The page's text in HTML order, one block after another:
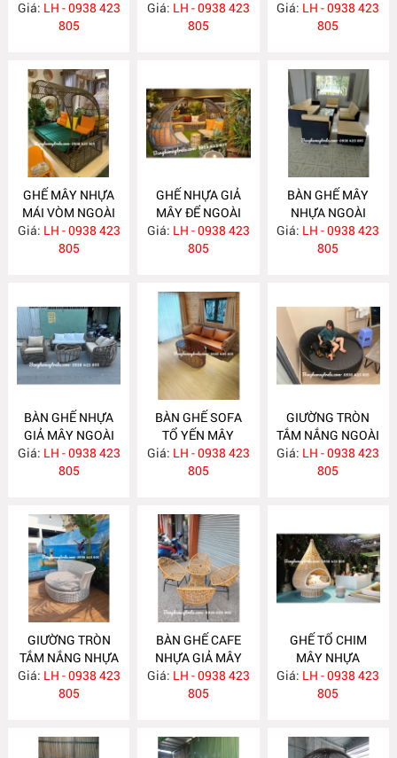
NH262
Giá: LH - 0938 423
805
CÓ MÁI NH261
Giá: LH - 0938 423
805
NGOÀI TRỜI
NH260
Giá: LH - 0938 423
805
GHẾ MÂY NHỰA
MÁI VÒM NGOÀI
TRỜI NH259
Giá: LH - 0938 423
805
GHẾ NHỰA GIẢ
MÂY ĐỂ NGOÀI
TRỜI NH258
Giá: LH - 0938 423
805
BÀN GHẾ MÂY
NHỰA NGOÀI
TRỜI NH257
Giá: LH - 0938 423
805
BÀN GHẾ NHỰA
GIẢ MÂY NGOÀI
TRỜI NH256
Giá: LH - 0938 423
805
BÀN GHẾ SOFA
TỔ YẾN MÂY
NHỰA NH254
Giá: LH - 0938 423
805
GIƯỜNG TRÒN
TẮM NẮNG NGOÀI
TRỜI NH250
Giá: LH - 0938 423
805
GIƯỜNG TRÒN
TẮM NẮNG NHỰA
GIẢ MÂY NH249
Giá: LH - 0938 423
805
BÀN GHẾ CAFE
NHỰA GIẢ MÂY
NH248
Giá: LH - 0938 423
805
GHẾ TỔ CHIM
MÂY NHỰA
NH247
Giá: LH - 0938 423
805